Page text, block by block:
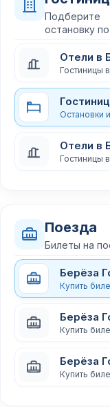
остановку
Отели в
Гостиницы
Остановки
Отели в
Гостиницы
Поезда
Билеты на
Берёза
Купить
Берёза
Купить
Берёза
Купить